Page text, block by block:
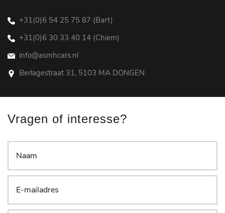
+31(0)6 54 25 75 87 (Bart)
+31(0)6 30 33 40 14 (Chiem)
info@asmhcars.nl
Berlagestraat 31, 5103 MA DONGEN
Vragen of interesse?